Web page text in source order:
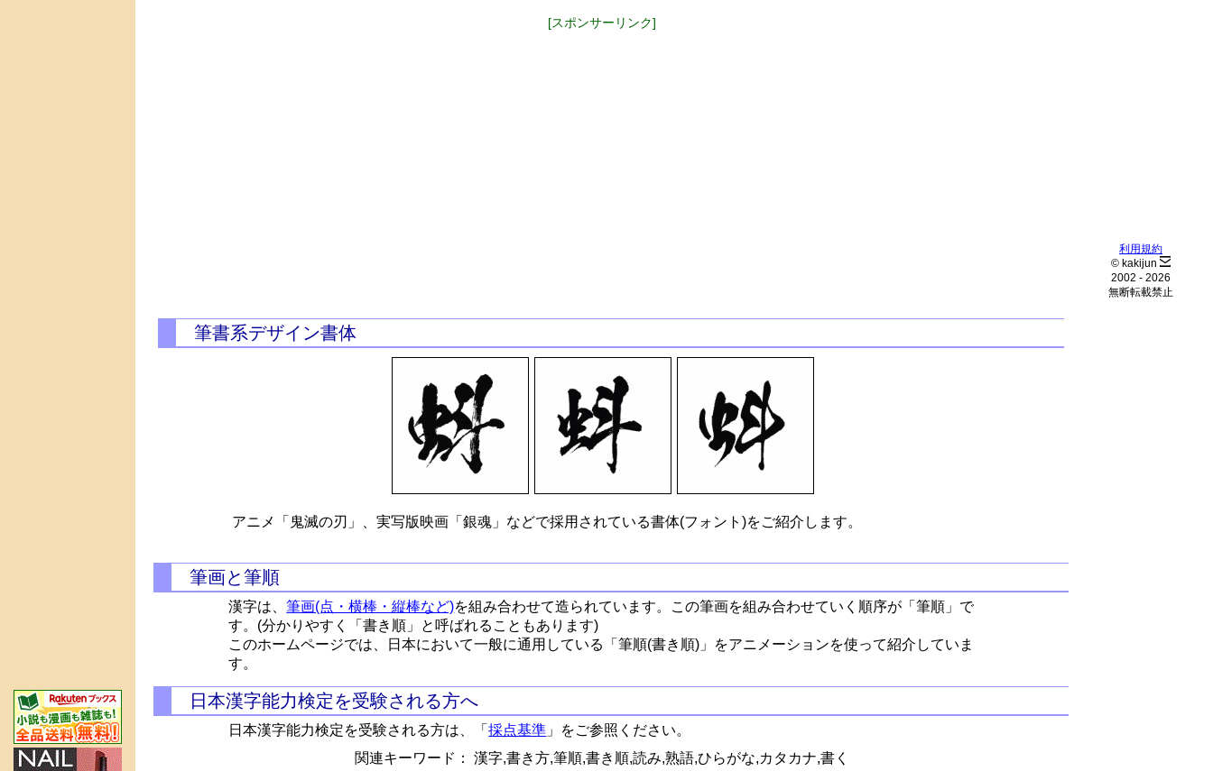
[スポンサーリンク]
筆書系デザイン書体
アニメ「鬼滅の刃」、実写版映画「銀魂」などで採用されている書体(フォント)をご紹介します。
筆画と筆順
漢字は、筆画(点・横棒・縦棒など)を組み合わせて造られています。この筆画を組み合わせていく順序が「筆順」で
す。(分かりやすく「書き順」と呼ばれることもあります)
このホームページでは、日本において一般に通用している「筆順(書き順)」をアニメーションを使って紹介していま
す。
日本漢字能力検定を受験される方へ
日本漢字能力検定を受験される方は、「採点基準 」をご参照ください。
関連キーワード： 漢字,書き方,筆順,書き順,読み,熟語,ひらがな,カタカナ,書く
利用規約
© kakijun
2002 - 2026
無断転載禁止